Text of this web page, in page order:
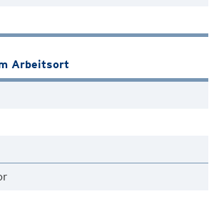
Arbeitsort